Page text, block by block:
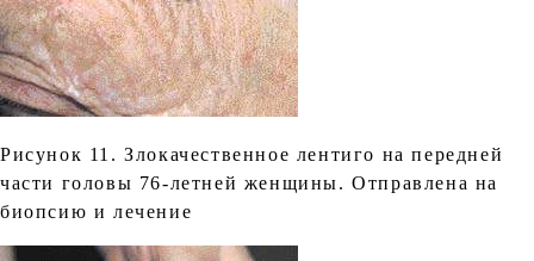
Рисунок 11. Злокачественное лентиго на передней
части головы 76-летней женщины. Отправлена на
биопсию и лечение